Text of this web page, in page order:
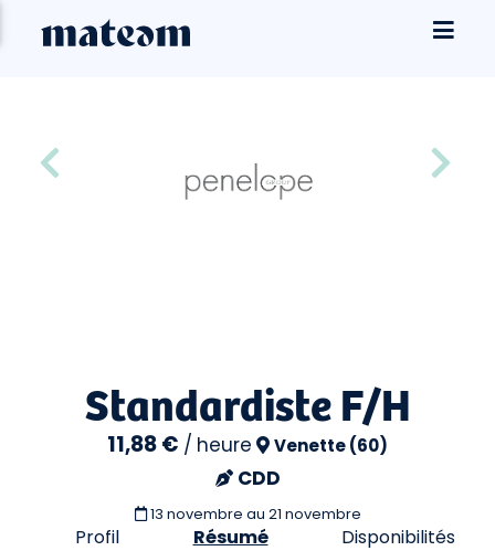
Standardiste F/H
11,88 € / heure Venette (60)
CDD
13 novembre au 21 novembre
Profil Résumé Disponibilités